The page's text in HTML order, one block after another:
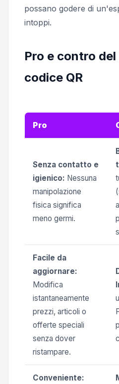
possano godere di
intoppi.
Pro e contro del
codice QR
Pro
Senza contatto e
igienico: Nessuna
manipolazione
fisica significa
meno germi.
Facile da
aggiornare:
Modifica
istantaneamente
prezzi, articoli o
offerte speciali
senza dover
ristampare.
Conveniente: